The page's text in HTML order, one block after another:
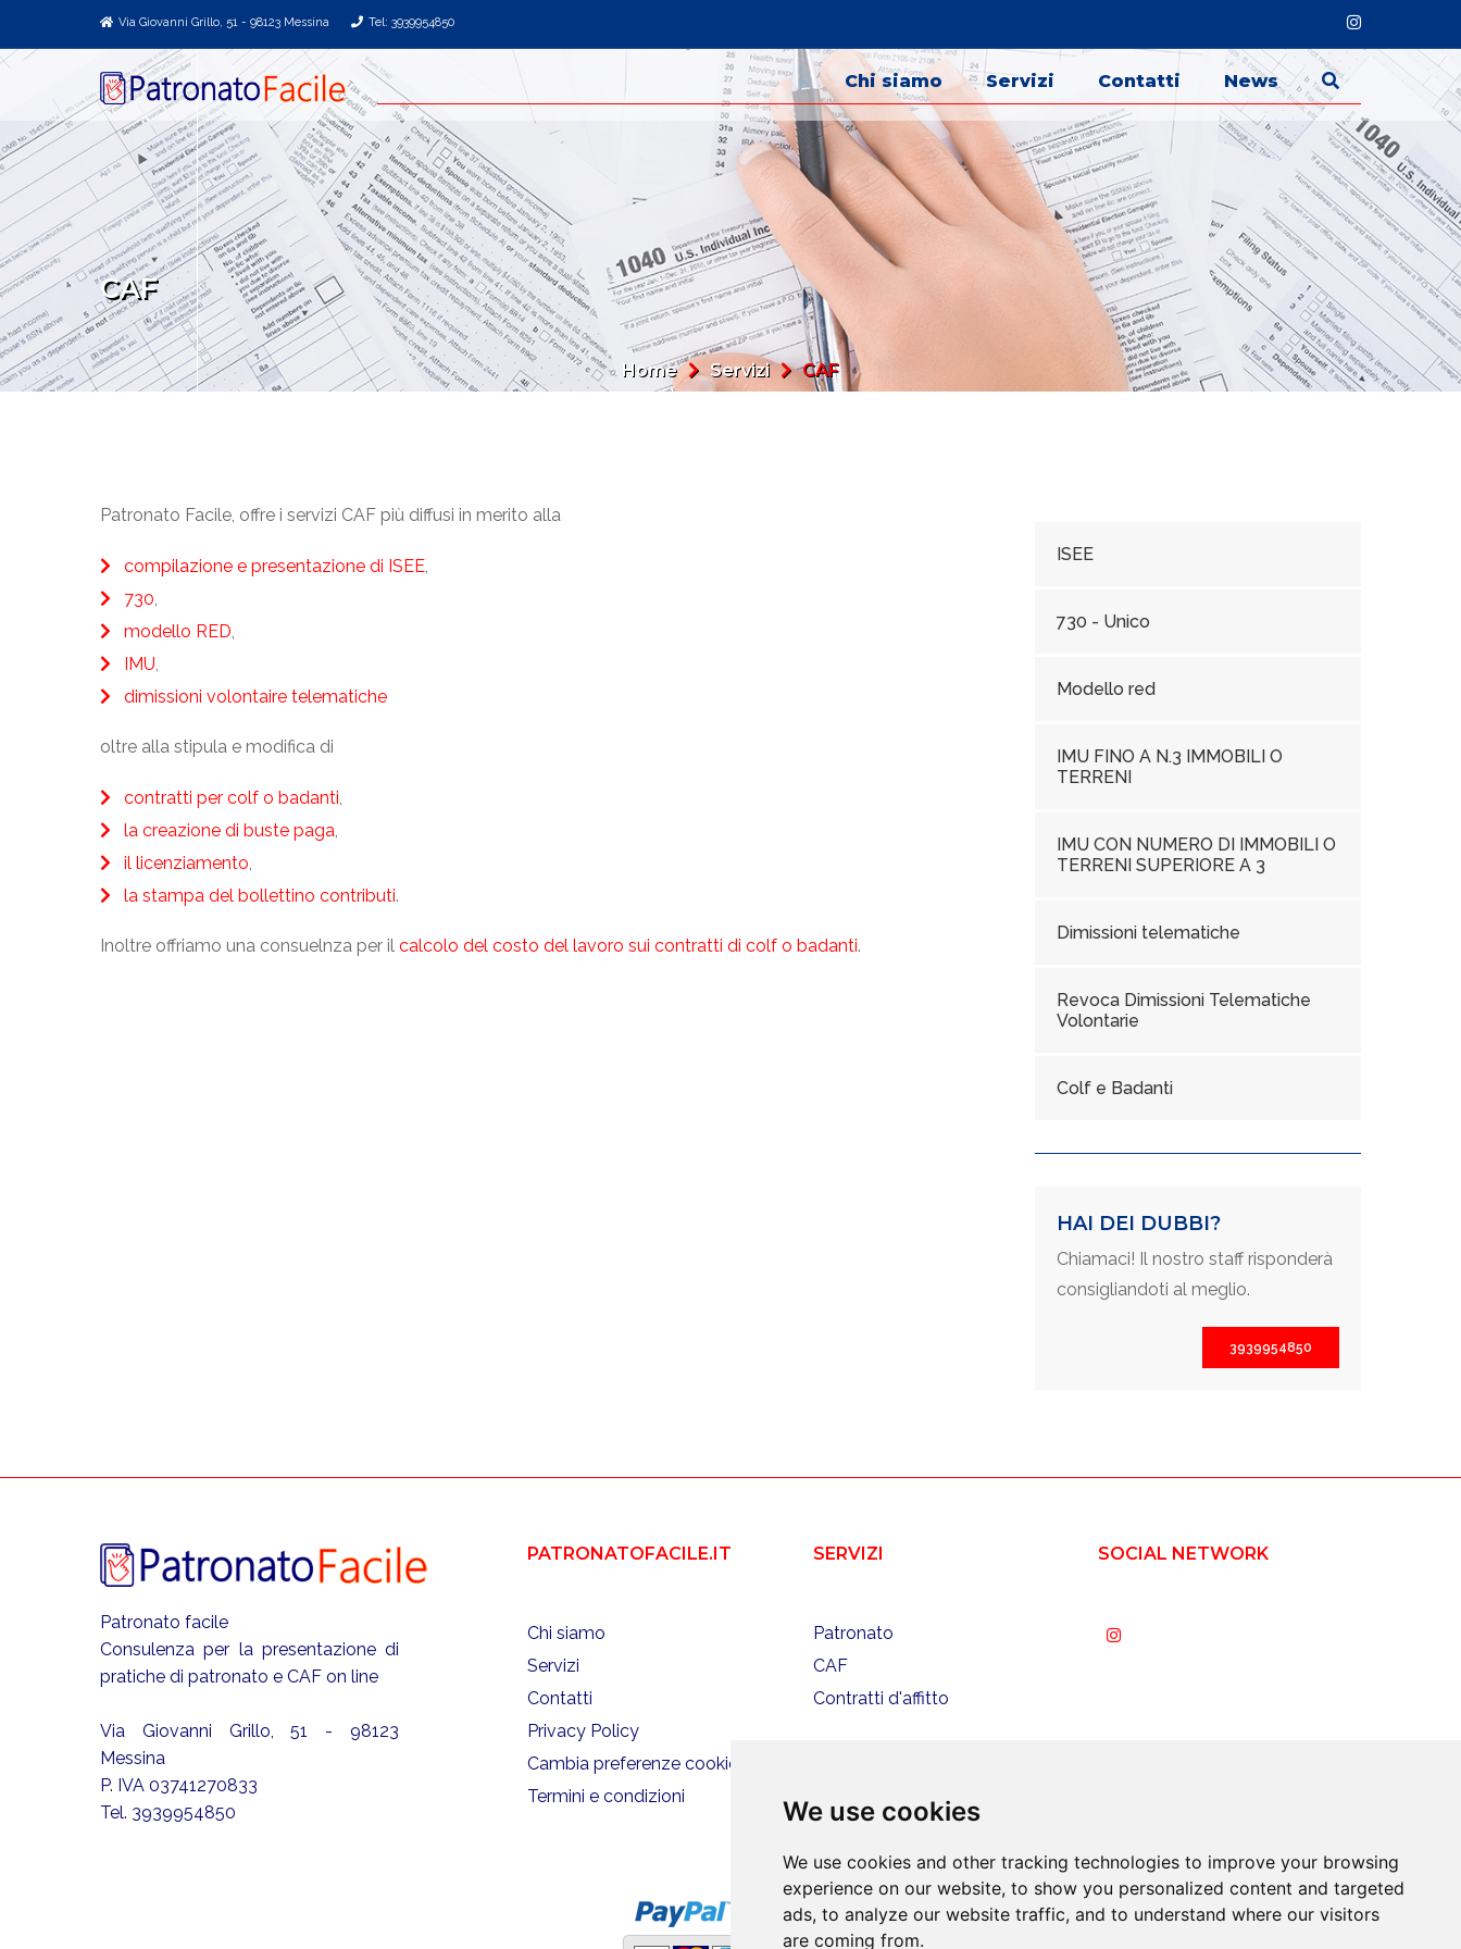
We use cookies
We use cookies and other tracking technologies to improve your browsing
experience on our website, to show you personalized content and targeted
ads, to analyze our website traffic, and to understand where our visitors
are coming from.
Via Giovanni Grillo, 51 - 98123 Messina Tel: 3939954850
Chi siamo Servizi Contatti News
CAF
Home Servizi CAF
Patronato Facile, offre i servizi CAF più diffusi in merito alla
compilazione e presentazione di ISEE,
730,
modello RED,
IMU,
dimissioni volontaire telematiche
oltre alla stipula e modifica di
contratti per colf o badanti,
la creazione di buste paga,
il licenziamento,
la stampa del bollettino contributi.
Inoltre offriamo una consuelnza per il calcolo del costo del lavoro sui contratti di colf o badanti.
ISEE
730 - Unico
Modello red
IMU FINO A N.3 IMMOBILI O
TERRENI
IMU CON NUMERO DI IMMOBILI O
TERRENI SUPERIORE A 3
Dimissioni telematiche
Revoca Dimissioni Telematiche
Volontarie
Colf e Badanti
HAI DEI DUBBI?
Chiamaci! Il nostro staff risponderà
consigliandoti al meglio.
3939954850
Patronato facile
Consulenza per la presentazione di
pratiche di patronato e CAF on line
Via Giovanni Grillo, 51 - 98123
Messina
P. IVA 03741270833
Tel. 3939954850
PATRONATOFACILE.IT
Chi siamo
Servizi
Contatti
Privacy Policy
Cambia preferenze cookies
Termini e condizioni
SERVIZI
Patronato
CAF
Contratti d'affitto
SOCIAL NETWORK